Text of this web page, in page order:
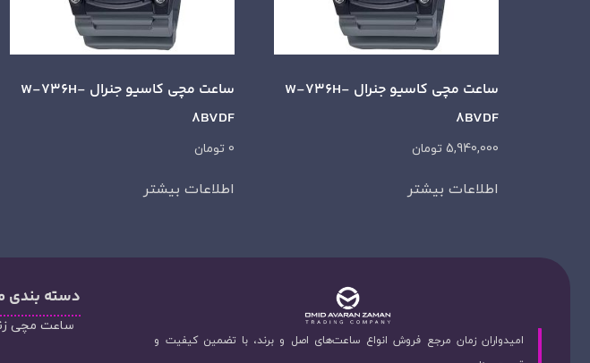
ساعت مچی کاسیو جنرال W-736H-
8BVDF
5,940,000 تومان
اطلاعات بیشتر
ساعت مچی کاسیو جنرال W-736H-
8BVDF
0 تومان
اطلاعات بیشتر
امیدواران زمان مرجع فروش انواع ساعت‌های اصل و برند، با تضمین کیفیت و
دسته‌ بندی
ساعت مچی